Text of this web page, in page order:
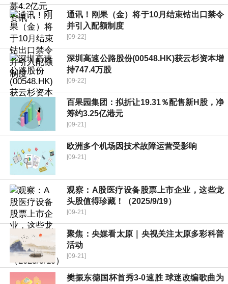
通讯！刚果（金）将于10月结束钴出口禁令
并引入配额制度
[09-22]
深圳高速公路股份(00548.HK)获云杉资本增
持747.4万股
[09-22]
百果园集团：拟折让19.31％配售新H股，净
筹约3.25亿港元
[09-21]
欧洲多个机场因技术故障运营受影响
[09-21]
观察：A股医疗设备股票上市企业，这些龙
头股值得珍藏！（2025/9/19）
[09-21]
聚焦：央媒看太原｜央视关注太原多彩科普
活动
[09-21]
樊振东德国杯首秀3-0速胜 球迷改编歌曲为